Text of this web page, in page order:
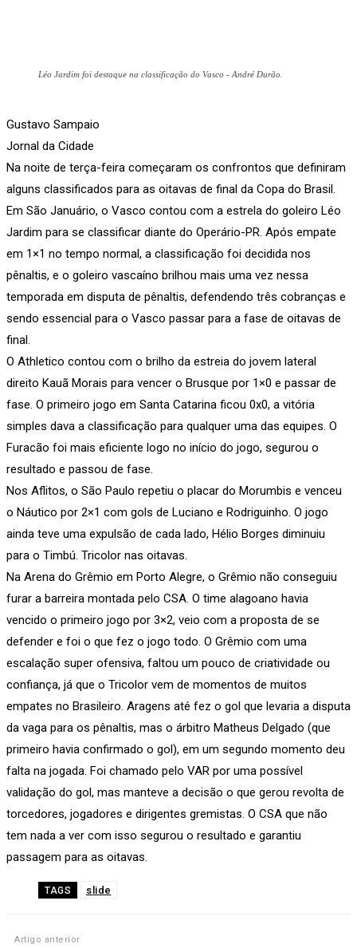
Léo Jardim foi destaque na classificação do Vasco - André Durão.
Gustavo Sampaio
Jornal da Cidade
Na noite de terça-feira começaram os confrontos que definiram
alguns classificados para as oitavas de final da Copa do Brasil.
Em São Januário, o Vasco contou com a estrela do goleiro Léo
Jardim para se classificar diante do Operário-PR. Após empate
em 1×1 no tempo normal, a classificação foi decidida nos
pênaltis, e o goleiro vascaíno brilhou mais uma vez nessa
temporada em disputa de pênaltis, defendendo três cobranças e
sendo essencial para o Vasco passar para a fase de oitavas de
final.
O Athletico contou com o brilho da estreia do jovem lateral
direito Kauã Morais para vencer o Brusque por 1×0 e passar de
fase. O primeiro jogo em Santa Catarina ficou 0x0, a vitória
simples dava a classificação para qualquer uma das equipes. O
Furacão foi mais eficiente logo no início do jogo, segurou o
resultado e passou de fase.
Nos Aflitos, o São Paulo repetiu o placar do Morumbis e venceu
o Náutico por 2×1 com gols de Luciano e Rodriguinho. O jogo
ainda teve uma expulsão de cada lado, Hélio Borges diminuiu
para o Timbú. Tricolor nas oitavas.
Na Arena do Grêmio em Porto Alegre, o Grêmio não conseguiu
furar a barreira montada pelo CSA. O time alagoano havia
vencido o primeiro jogo por 3×2, veio com a proposta de se
defender e foi o que fez o jogo todo. O Grêmio com uma
escalação super ofensiva, faltou um pouco de criatividade ou
confiança, já que o Tricolor vem de momentos de muitos
empates no Brasileiro. Aragens até fez o gol que levaria a disputa
da vaga para os pênaltis, mas o árbitro Matheus Delgado (que
primeiro havia confirmado o gol), em um segundo momento deu
falta na jogada. Foi chamado pelo VAR por uma possível
validação do gol, mas manteve a decisão o que gerou revolta de
torcedores, jogadores e dirigentes gremistas. O CSA que não
tem nada a ver com isso segurou o resultado e garantiu
passagem para as oitavas.
TAGS slide
Artigo anterior